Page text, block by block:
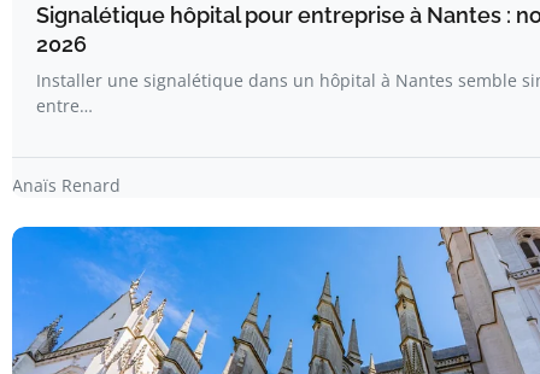
Signalétique hôpital pour entreprise à Nantes :
2026
Installer une signalétique dans un hôpital à Nantes semble
entre…
Anaïs Renard